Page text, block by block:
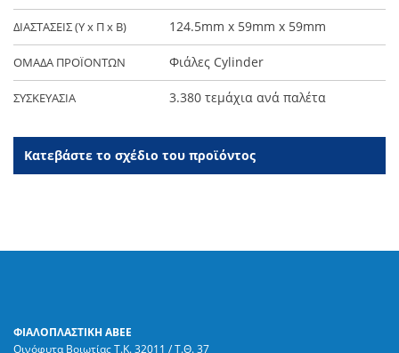
Κατεβάστε το σχέδιο του προϊόντος
ΔΙΑΣΤΑΣΕΙΣ (Y x Π x Β) 124.5mm x 59mm x 59mm
ΟΜΑΔΑ ΠΡΟΪΟΝΤΩΝ Φιάλες Cylinder
ΣΥΣΚΕΥΑΣΙΑ 3.380 τεμάχια ανά παλέτα
ΦΙΑΛΟΠΛΑΣΤΙΚΗ ΑΒΕΕ
Οινόφυτα Βοιωτίας Τ.Κ. 32011 / Τ.Θ. 37